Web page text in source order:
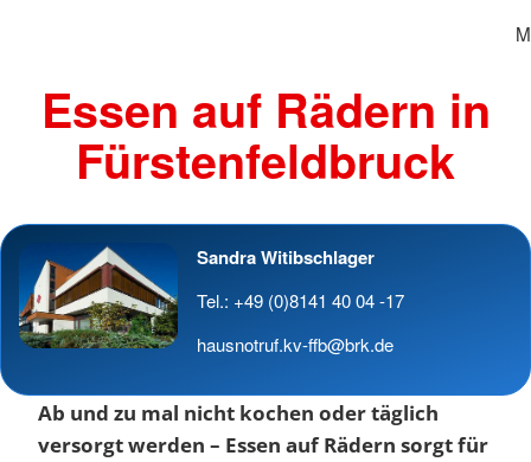
Essen auf Rädern in
Fürstenfeldbruck
Sandra Witibschlager
Tel.: +49 (0)8141 40 04 -17
hausnotruf.kv-ffb@brk.de
Ab und zu mal nicht kochen oder täglich
versorgt werden – Essen auf Rädern sorgt für